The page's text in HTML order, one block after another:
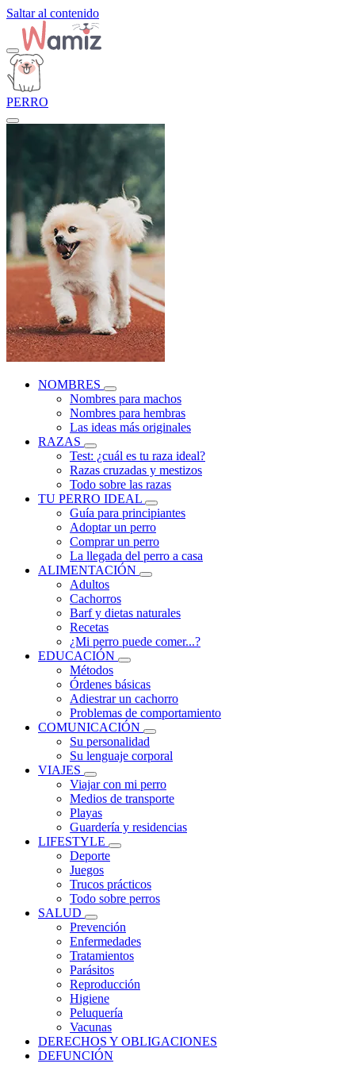
Saltar al contenido
PERRO
NOMBRES
Nombres para machos
Nombres para hembras
Las ideas más originales
RAZAS
Test: ¿cuál es tu raza ideal?
Razas cruzadas y mestizos
Todo sobre las razas
TU PERRO IDEAL
Guía para principiantes
Adoptar un perro
Comprar un perro
La llegada del perro a casa
ALIMENTACIÓN
Adultos
Cachorros
Barf y dietas naturales
Recetas
¿Mi perro puede comer...?
EDUCACIÓN
Métodos
Órdenes básicas
Adiestrar un cachorro
Problemas de comportamiento
COMUNICACIÓN
Su personalidad
Su lenguaje corporal
VIAJES
Viajar con mi perro
Medios de transporte
Playas
Guardería y residencias
LIFESTYLE
Deporte
Juegos
Trucos prácticos
Todo sobre perros
SALUD
Prevención
Enfermedades
Tratamientos
Parásitos
Reproducción
Higiene
Peluquería
Vacunas
DERECHOS Y OBLIGACIONES
DEFUNCIÓN